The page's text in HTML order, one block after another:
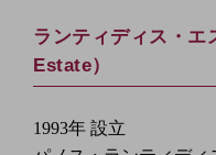
ランティディス・
Estate）
1993年 設立